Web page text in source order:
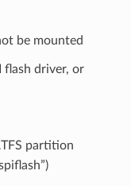
be mounted
flash driver, or
partition